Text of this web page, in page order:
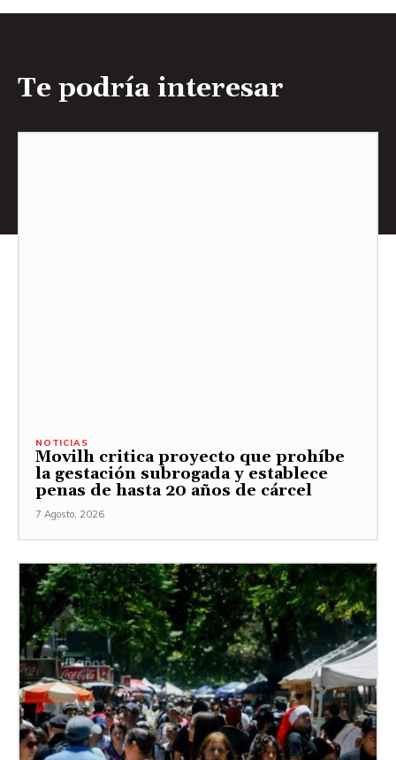
Te podría interesar
NOTICIAS
Movilh critica proyecto que prohíbe
la gestación subrogada y establece
penas de hasta 20 años de cárcel
7 Agosto, 2026